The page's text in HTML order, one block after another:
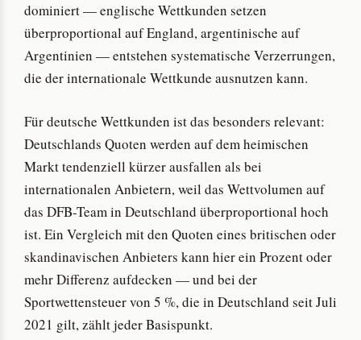
dominiert — englische Wettkunden setzen
überproportional auf England, argentinische auf
Argentinien — entstehen systematische Verzerrungen,
die der internationale Wettkunde ausnutzen kann.
Für deutsche Wettkunden ist das besonders relevant:
Deutschlands Quoten werden auf dem heimischen
Markt tendenziell kürzer ausfallen als bei
internationalen Anbietern, weil das Wettvolumen auf
das DFB-Team in Deutschland überproportional hoch
ist. Ein Vergleich mit den Quoten eines britischen oder
skandinavischen Anbieters kann hier ein Prozent oder
mehr Differenz aufdecken — und bei der
Sportwettensteuer von 5 %, die in Deutschland seit Juli
2021 gilt, zählt jeder Basispunkt.